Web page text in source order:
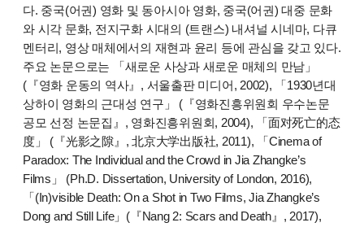
다. 중국(어권) 영화 및 동아시아 영화, 중국(어권) 대중 문화
와 시각 문화, 전지구화 시대의 (트랜스) 내셔널 시네마, 다큐
멘터리, 영상 매체에서의 재현과 윤리 등에 관심을 갖고 있다.
주요 논문으로는 「새로운 사상과 새로운 매체의 만남」
(『영화 운동의 역사』, 서울출판 미디어, 2002), 「1930년대
상하이 영화의 근대성 연구」 (『영화진흥위원회 우수논문
공모 선정 논문집』, 영화진흥위원회, 2004), 「面对死亡的态
度」 (『光影之隙』, 北京大学出版社, 2011), 「Cinema of
Paradox: The Individual and the Crowd in Jia Zhangke’s
Films」 (Ph.D. Dissertation, University of London, 2016),
「(In)visible Death: On a Shot in Two Films, Jia Zhangke’s
Dong and Still Life」(『Nang 2: Scars and Death』, 2017),